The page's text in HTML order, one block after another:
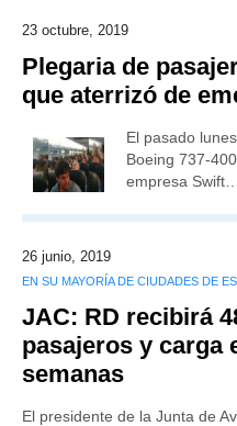
23 octubre, 2019
Plegaria de
que aterrizó de
El pasado
Boeing 737-
empresa Swift…
26 junio, 2019
EN SU MAYORÍA DE CIUDADES DE
JAC: RD recibirá
pasajeros y carga
semanas
El presidente de la Junta de